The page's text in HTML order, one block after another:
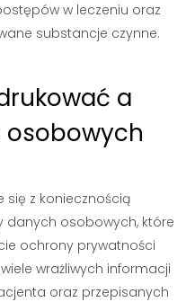
w leczeniu oraz
substancje czynne.
a
się z koniecznością
danych osobowych, które
ochrony prywatności
wrażliwych informacji
oraz przepisanych